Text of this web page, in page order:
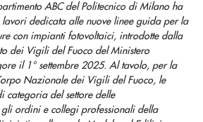
ABC del Politecnico di Milano ha
dedicata alle nuove linee guida per la
con impianti fotovoltaici, introdotte dalla
dei Vigili del Fuoco del Ministero
il 1° settembre 2025. Al tavolo, per la
Nazionale dei Vigili del Fuoco, le
categoria del settore delle
ordini e collegi professionali della